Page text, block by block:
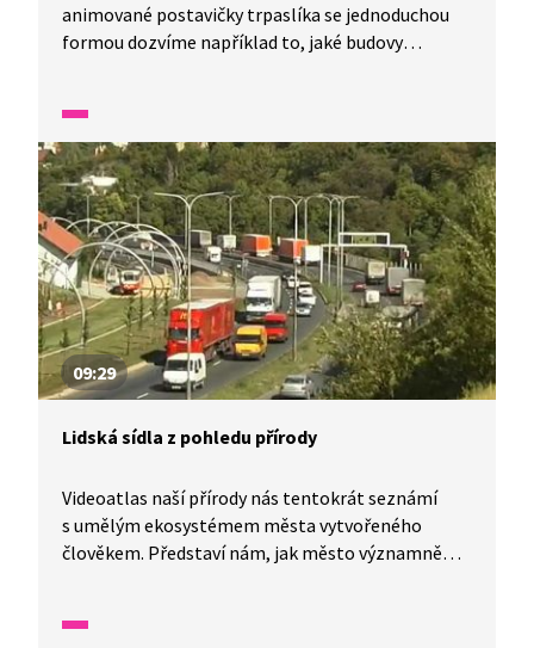
animované postavičky trpaslíka se jednoduchou
formou dozvíme například to, jaké budovy
obyvatel města a kdo je to starosta.
09:29
Lidská sídla z pohledu přírody
Videoatlas naší přírody nás tentokrát seznámí
s umělým ekosystémem města vytvořeného
člověkem. Představí nám, jak město významně
Vytváří podmínky pro život člověka i dalších